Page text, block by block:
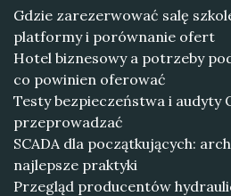
Gdzie zarezerwować salę
platformy i porównanie ofert
Hotel biznesowy a potrzeby
co powinien oferować
Testy bezpieczeństwa i audyty
przeprowadzać
SCADA dla początkujących:
najlepsze praktyki
Przegląd producentów